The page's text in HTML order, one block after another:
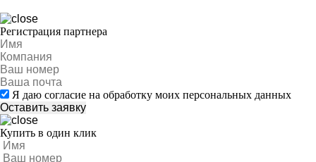
Регистрация партнера
Я даю согласие на обработку моих персональных данных
Купить в один клик